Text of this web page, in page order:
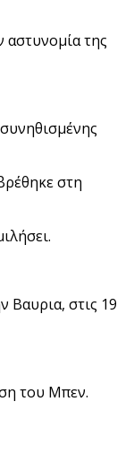
αστυνομία της
στη
Βαυρια, στις 19
του Μπεν.